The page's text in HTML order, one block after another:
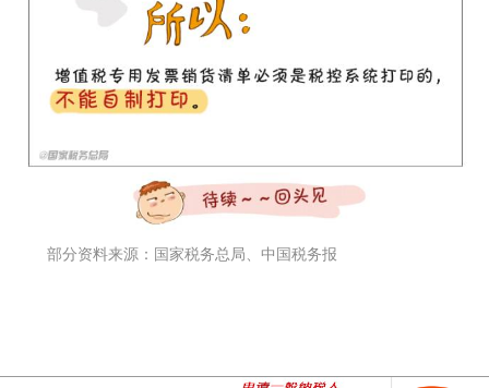
部分资料来源：国家税务总局、中国税务报